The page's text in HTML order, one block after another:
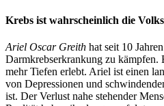
Krebs ist wahrscheinlich die
Ariel Oscar Greith hat seit 10
Darmkrebserkrankung zu kämpfen.
mehr Tiefen erlebt. Ariel ist einen
von Depressionen und
ist. Der Verlust nahe stehender